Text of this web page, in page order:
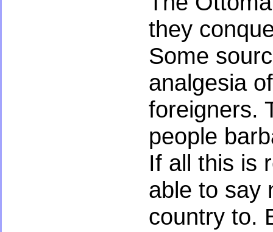
they
Some
analgesia
foreigners.
people
If all this is
able to say
country to.